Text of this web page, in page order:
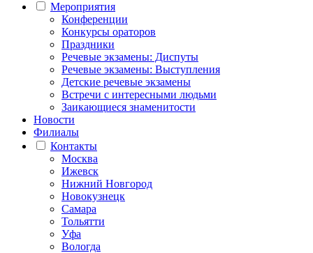
Мероприятия
Конференции
Конкурсы ораторов
Праздники
Речевые экзамены: Диспуты
Речевые экзамены: Выступления
Детские речевые экзамены
Встречи с интересными людьми
Заикающиеся знаменитости
Новости
Филиалы
Контакты
Москва
Ижевск
Нижний Новгород
Новокузнецк
Самара
Тольятти
Уфа
Вологда